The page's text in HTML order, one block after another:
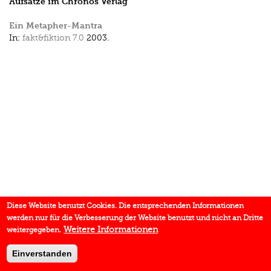
Ein Metapher-Mantra
In: fakt&fiktion 7.0 2003.
Diese Website benutzt Cookies. Die entsprechenden Informationen
werden nur für die Verbesserung der Website benutzt und nicht an Dritte
weitergegeben. Weitere Informationen
Einverstanden